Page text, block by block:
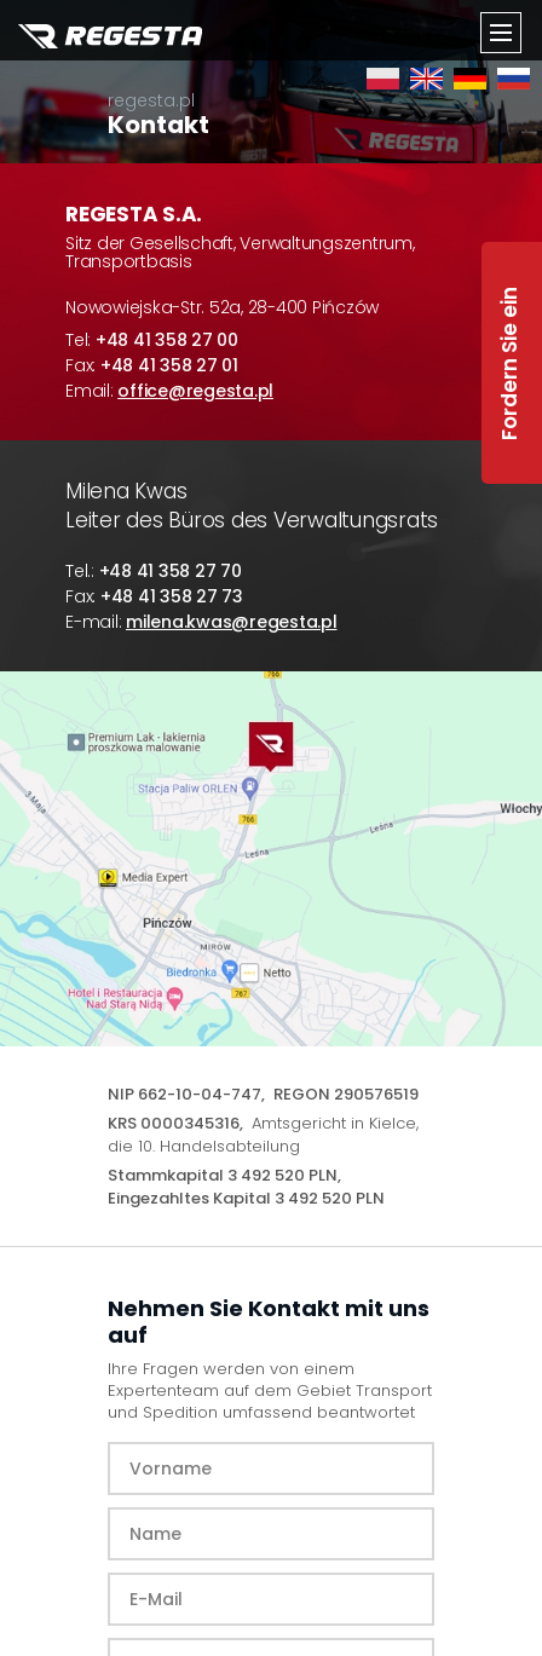
F
o
r
d
e
r
n
S
i
e
e
n
A
n
g
e
b
o
t
a
regesta.pl
Kontakt
REGESTA S.A.
Sitz der Gesellschaft, Verwaltungszentrum,
Transportbasis
Nowowiejska-Str. 52a, 28-400 Pińczów
Tel: +48 41 358 27 00
Fax: +48 41 358 27 01
Email: office@regesta.pl
Milena Kwas
Leiter des Büros des Verwaltungsrats
Tel.: +48 41 358 27 70
Fax: +48 41 358 27 73
E-mail: milena.kwas@regesta.pl
NIP 662-10-04-747, REGON 290576519
KRS 0000345316, Amtsgericht in Kielce,
die 10. Handelsabteilung
Stammkapital 3 492 520 PLN,
Eingezahltes Kapital 3 492 520 PLN
Nehmen Sie Kontakt mit uns
auf
Ihre Fragen werden von einem
Expertenteam auf dem Gebiet Transport
und Spedition umfassend beantwortet